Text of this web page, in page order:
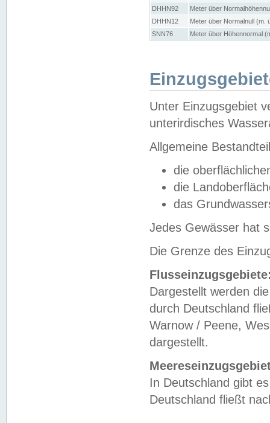
DHHN92
Meter über
DHHN12
Meter über Normalnull (m.
SNN76
Meter über Höhennormal
Unter Einzugsgebiet
unterirdisches
Allgemeine
die
die
das
Jedes Gewässer hat
Die Grenze des
Dargestellt werden
durch Deutschland
Warnow / Peene,
dargestellt.
In Deutschland gibt
Deutschland fließt